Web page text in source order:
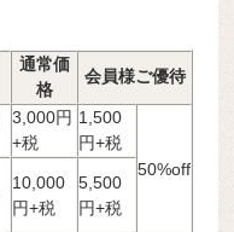
通常価
格
会員様ご優待
3,000円
+税
1,500
円+税
50%off
10,000
円+税
5,500
円+税